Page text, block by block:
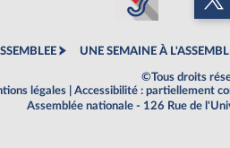
UNE SEMAINE À
©Tous droits
légales
Accessibilité : partiellement
Assemblée nationale - 126 Rue de